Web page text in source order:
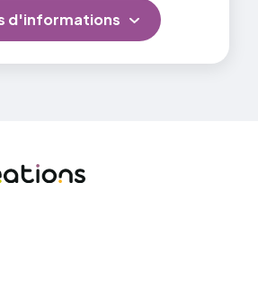
d'informations